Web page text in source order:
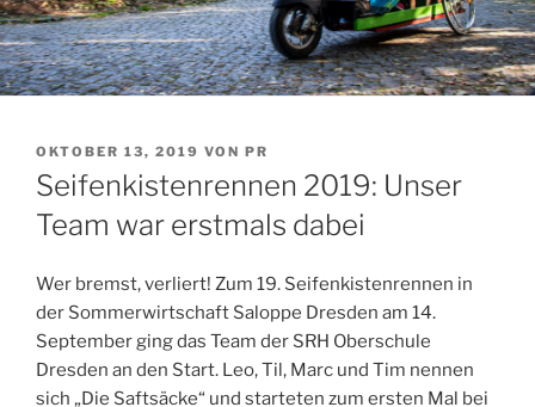
VERÖFFENTLICHT
AM
OKTOBER 13, 2019 VON PR
Seifenkistenrennen 2019: Unser
Team war erstmals dabei
Wer bremst, verliert! Zum 19. Seifenkistenrennen in
der Sommerwirtschaft Saloppe Dresden am 14.
September ging das Team der SRH Oberschule
Dresden an den Start. Leo, Til, Marc und Tim nennen
sich „Die Saftsäcke“ und starteten zum ersten Mal bei